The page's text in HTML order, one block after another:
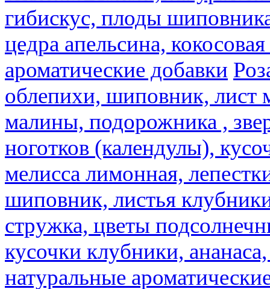
гибискус, плоды
цедра апельсина,
ароматические добавки
облепихи, шиповник, лист
малины, подорожника ,
ноготков (календулы),
мелисса лимонная,
шиповник, листья
стружка, цветы
кусочки клубники,
натуральные